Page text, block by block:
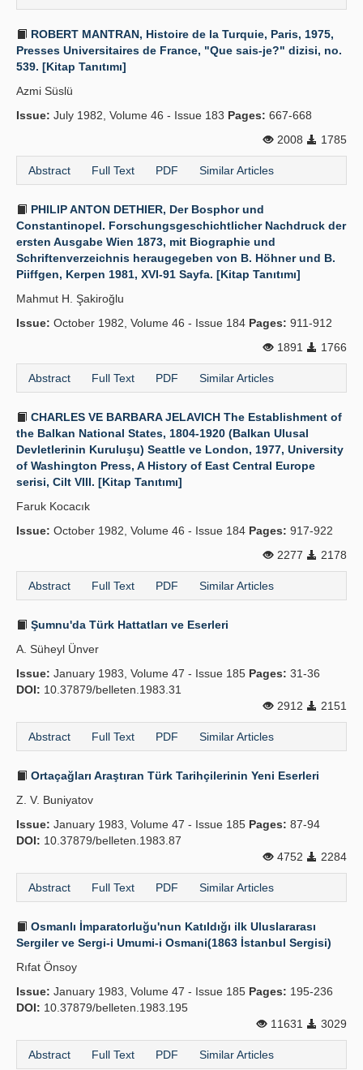
ROBERT MANTRAN, Histoire de la Turquie, Paris, 1975,
Presses Universitaires de France, "Que sais-je?" dizisi, no.
539. [Kitap Tanıtımı]
Azmi Süslü
Issue: July 1982, Volume 46 - Issue 183 Pages: 667-668
2008
1785
Abstract Full Text PDF Similar Articles
PHILIP ANTON DETHIER, Der Bosphor und
Constantinopel. Forschungsgeschichtlicher Nachdruck der
ersten Ausgabe Wien 1873, mit Biographie und
Schriftenverzeichnis heraugegeben von B. Höhner und B.
Piiffgen, Kerpen 1981, XVI-91 Sayfa. [Kitap Tanıtımı]
Mahmut H. Şakiroğlu
Issue: October 1982, Volume 46 - Issue 184 Pages: 911-912
1891
1766
Abstract Full Text PDF Similar Articles
CHARLES VE BARBARA JELAVICH The Establishment of
the Balkan National States, 1804-1920 (Balkan Ulusal
Devletlerinin Kuruluşu) Seattle ve London, 1977, University
of Washington Press, A History of East Central Europe
serisi, Cilt VIII. [Kitap Tanıtımı]
Faruk Kocacık
Issue: October 1982, Volume 46 - Issue 184 Pages: 917-922
2277
2178
Abstract Full Text PDF Similar Articles
Şumnu'da Türk Hattatları ve Eserleri
A. Süheyl Ünver
Issue: January 1983, Volume 47 - Issue 185 Pages: 31-36
DOI: 10.37879/belleten.1983.31
2912
2151
Abstract Full Text PDF Similar Articles
Ortaçağları Araştıran Türk Tarihçilerinin Yeni Eserleri
Z. V. Buniyatov
Issue: January 1983, Volume 47 - Issue 185 Pages: 87-94
DOI: 10.37879/belleten.1983.87
4752
2284
Abstract Full Text PDF Similar Articles
Osmanlı İmparatorluğu'nun Katıldığı ilk Uluslararası
Sergiler ve Sergi-i Umumi-i Osmani(1863 İstanbul Sergisi)
Rıfat Önsoy
Issue: January 1983, Volume 47 - Issue 185 Pages: 195-236
DOI: 10.37879/belleten.1983.195
11631
3029
Abstract Full Text PDF Similar Articles